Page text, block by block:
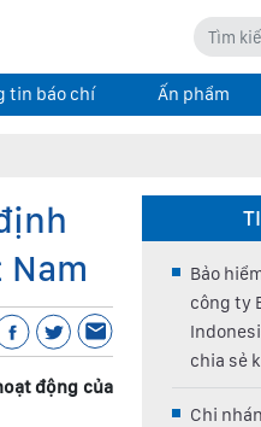
tin báo chí Ấn phẩm
động của
Bảo
công ty
chia sẻ
Chi